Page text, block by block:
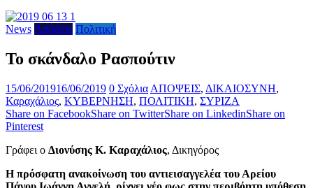
News Απόψεις Πολιτική
Το σκάνδαλο Ρασπούτιν
15/06/201916/06/2019 0 Σχόλια ΑΠΟΨΕΙΣ, ΔΙΚΑΙΟΣΥΝΗ,
Καραχάλιος, ΚΥΒΕΡΝΗΣΗ, ΠΟΛΙΤΙΚΗ, ΣΥΡΙΖΑ
Share on FacebookShare on TwitterShare on LinkedinShare on
Pinterest
Γράφει ο Διονύσης Κ. Καραχάλιος, Δικηγόρος
Η πρόσφατη ανακοίνωση του αντιεισαγγελέα του Αρείου